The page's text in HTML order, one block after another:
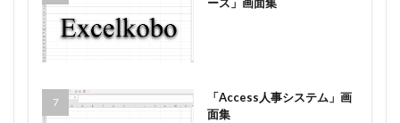
「Access人事システム」画
面集